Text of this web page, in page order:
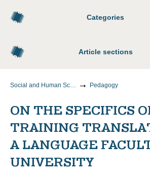
Categories
Article sections
Social and Human Sciences Pedagogy
ON THE SPECIFICS
TRAINING
A LANGUAGE
UNIVERSITY